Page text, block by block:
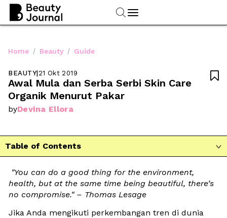
Home / Beauty / Guide
BEAUTY|21 Okt 2019
Awal Mula dan Serba Serbi Skin Care
Organik Menurut Pakar
byDevina Ellora

Table of Contents 
"You can do a good thing for the environment,
health, but at the same time being beautiful, there’s
no compromise." – Thomas Lesage
Jika Anda mengikuti perkembangan tren di dunia